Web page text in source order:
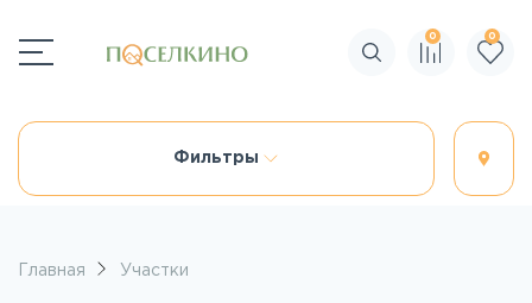
Поиск по сайту
0 0
Фильтры
Главная Участки